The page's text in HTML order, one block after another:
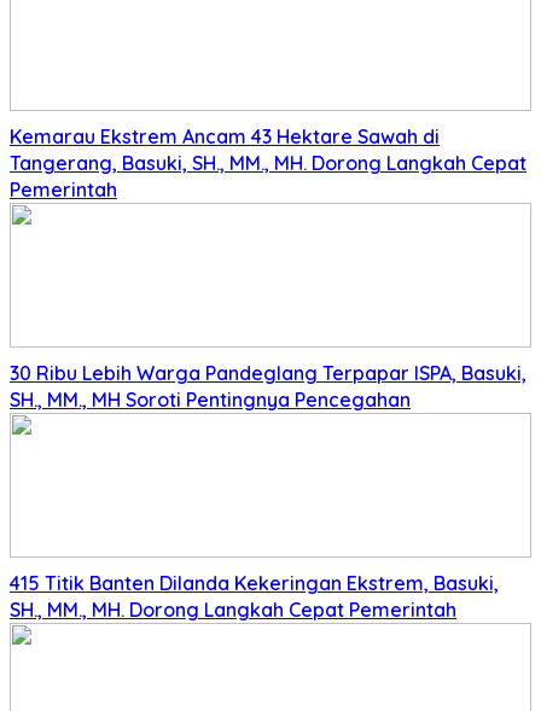
Kemarau Ekstrem Ancam 43 Hektare Sawah di
Tangerang, Basuki, SH., MM., MH. Dorong Langkah Cepat
Pemerintah
30 Ribu Lebih Warga Pandeglang Terpapar ISPA, Basuki,
SH., MM., MH Soroti Pentingnya Pencegahan
415 Titik Banten Dilanda Kekeringan Ekstrem, Basuki,
SH., MM., MH. Dorong Langkah Cepat Pemerintah